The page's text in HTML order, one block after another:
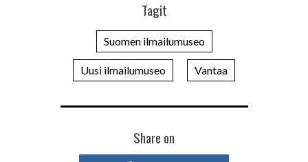
Tagit
Suomen ilmailumuseo
Uusi ilmailumuseo Vantaa
Share on